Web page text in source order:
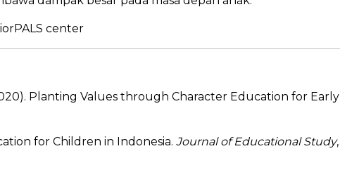
center
Planting Values through Character Education for Early
for Children in Indonesia. Journal of Educational Study,